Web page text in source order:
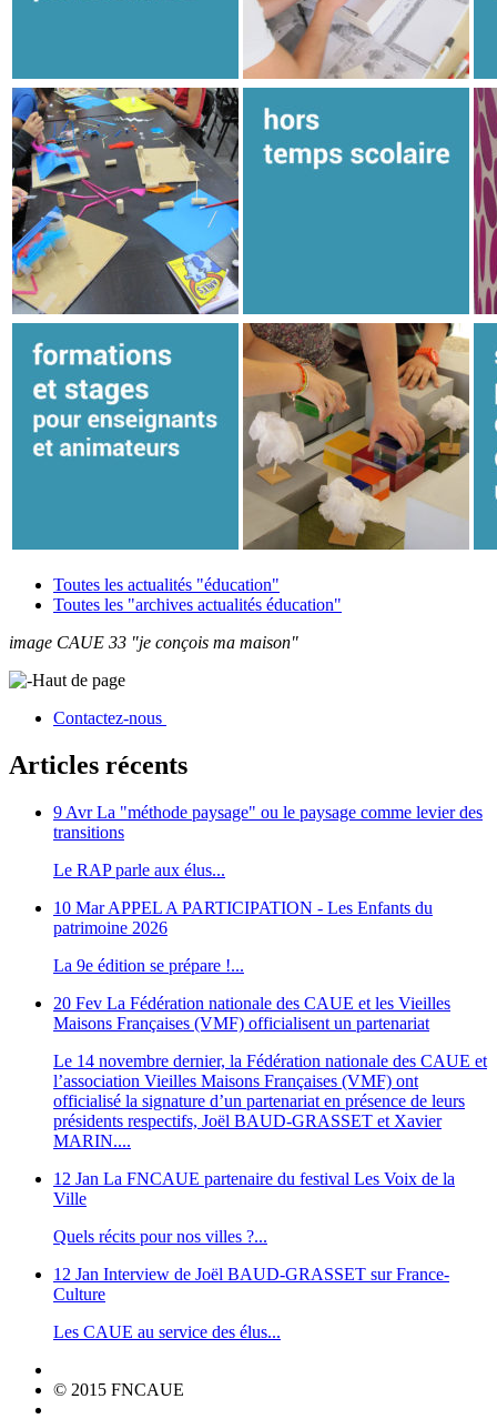
Toutes les actualités "éducation"
Toutes les "archives actualités éducation"
image CAUE 33 "je conçois ma maison"
Haut de page
Contactez-nous
Articles récents
9 Avr La "méthode paysage" ou le paysage comme levier des
transitions
Le RAP parle aux élus...
10 Mar APPEL A PARTICIPATION - Les Enfants du
patrimoine 2026
La 9e édition se prépare !...
20 Fev La Fédération nationale des CAUE et les Vieilles
Maisons Françaises (VMF) officialisent un partenariat
Le 14 novembre dernier, la Fédération nationale des CAUE et
l’association Vieilles Maisons Françaises (VMF) ont
officialisé la signature d’un partenariat en présence de leurs
présidents respectifs, Joël BAUD-GRASSET et Xavier
MARIN....
12 Jan La FNCAUE partenaire du festival Les Voix de la
Ville
Quels récits pour nos villes ?...
12 Jan Interview de Joël BAUD-GRASSET sur France-
Culture
Les CAUE au service des élus...
© 2015 FNCAUE